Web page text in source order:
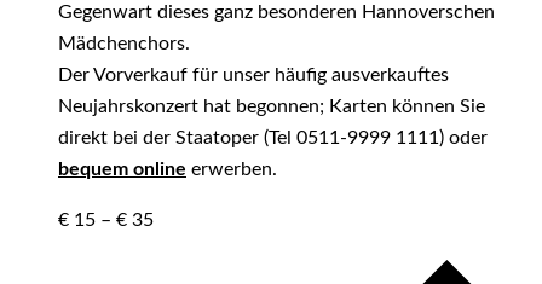
Gegenwart dieses ganz besonderen Hannoverschen
Mädchenchors.
Der Vorverkauf für unser häufig ausverkauftes
Neujahrskonzert hat begonnen; Karten können Sie
direkt bei der Staatoper (Tel 0511-9999 1111) oder
bequem online erwerben.
€ 15 – € 35